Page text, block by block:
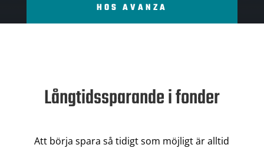
HOS AVANZA
Långtidssparande i fonder
Att börja spara så tidigt som möjligt är alltid